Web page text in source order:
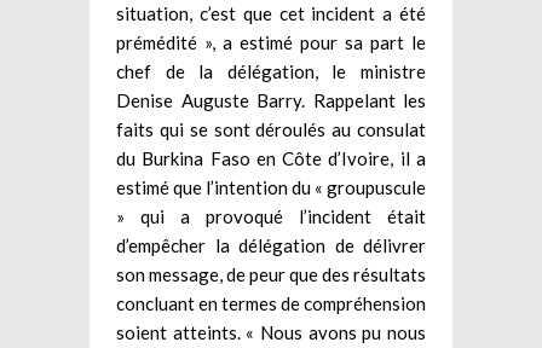
situation, c’est que cet incident a été
prémédité », a estimé pour sa part le
chef de la délégation, le ministre
Denise Auguste Barry. Rappelant les
faits qui se sont déroulés au consulat
du Burkina Faso en Côte d’Ivoire, il a
estimé que l’intention du « groupuscule
» qui a provoqué l’incident était
d’empêcher la délégation de délivrer
son message, de peur que des résultats
concluant en termes de compréhension
soient atteints. « Nous avons pu nous